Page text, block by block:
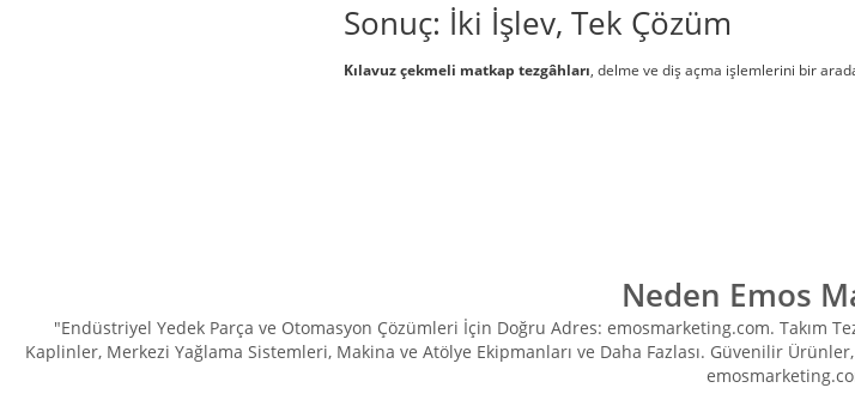
Sonuç: İki İşlev, Tek Çözüm
Kılavuz çekmeli matkap tezgâhları, delme ve diş açma işlemlerini bir
Neden Emos
"Endüstriyel Yedek Parça ve Otomasyon Çözümleri İçin Doğru Adres: emosmarketing.com. Takım
Kaplinler, Merkezi Yağlama Sistemleri, Makina ve Atölye Ekipmanları ve Daha Fazlası. Güvenilir